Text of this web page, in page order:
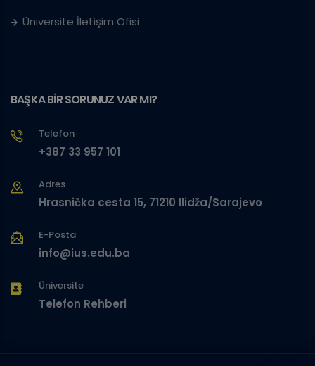
Üniversite İletişim Ofisi
BAŞKA BİR SORUNUZ VAR MI?
Telefon
+387 33 957 101
Adres
Hrasnička cesta 15, 71210 Ilidža/Sarajevo
E-Posta
info@ius.edu.ba
Üniversite
Telefon Rehberi